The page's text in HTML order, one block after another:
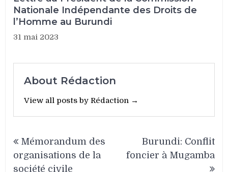
Nationale Indépendante des Droits de
l’Homme au Burundi
31 mai 2023
About Rédaction
View all posts by Rédaction →
de
l’article
Mémorandum des
organisations de la
société civile
Burundi: Conflit
foncier à Mugamba